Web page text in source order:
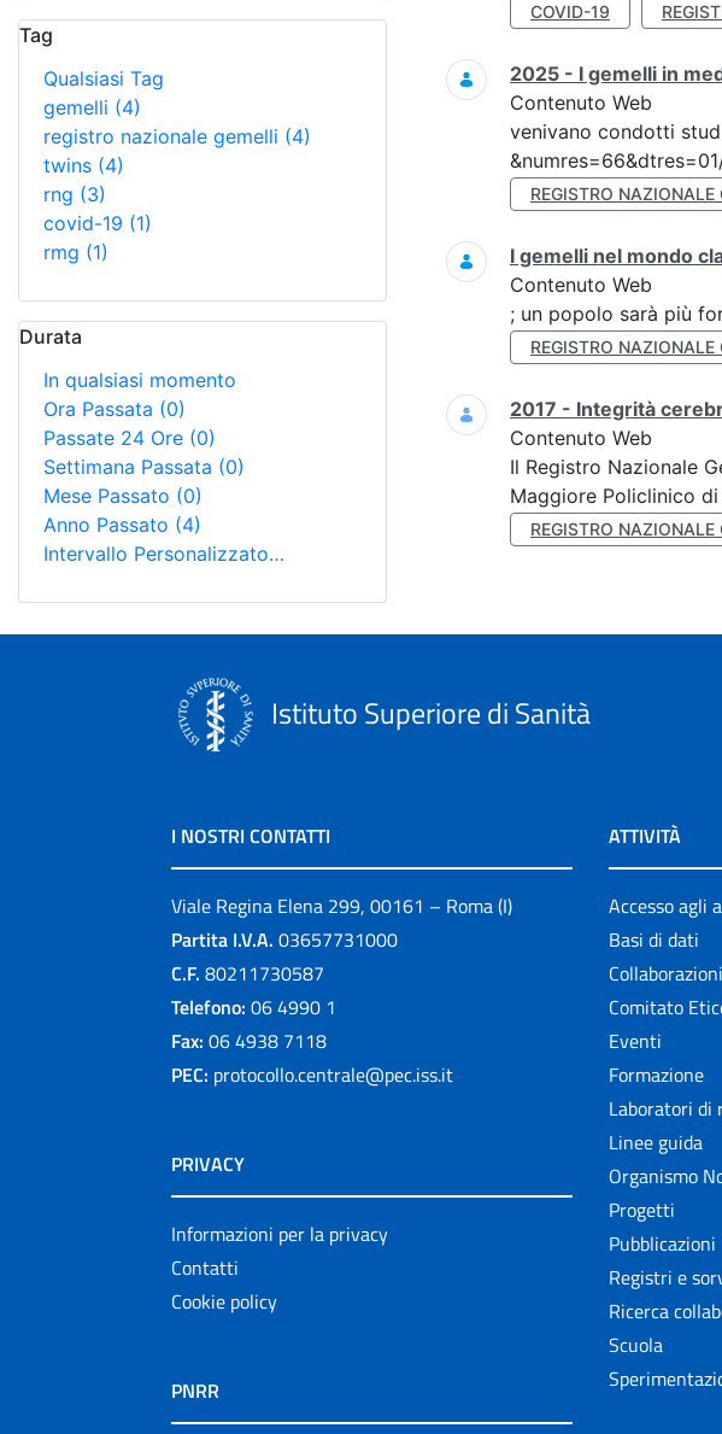
Tag
Qualsiasi Tag
gemelli (4)
registro nazionale gemelli (4)
twins (4)
rng (3)
covid-19 (1)
rmg (1)
Durata
In qualsiasi momento
Ora Passata (0)
Passate 24 Ore (0)
Settimana Passata (0)
Mese Passato (0)
Anno Passato (4)
Intervallo Personalizzato…
COVID-19
2025 - I gemelli in
Contenuto Web
venivano condotti
REGISTRO NAZIONALE
I gemelli nel mondo
Contenuto Web
; un popolo sarà più
REGISTRO NAZIONALE
2017 - Integrità
Contenuto Web
Il Registro Nazionale
Maggiore Policlinico
REGISTRO NAZIONALE
Istituto Superiore di Sanità
I NOSTRI CONTATTI
Viale Regina Elena 299, 00161 – Roma (I)
Partita I.V.A. 03657731000
C.F. 80211730587
Telefono: 06 4990 1
Fax: 06 4938 7118
PEC: protocollo.centrale@pec.iss.it
PRIVACY
Informazioni per la privacy
Contatti
Cookie policy
PNRR
ATTIVITÀ
Accesso agli
Basi di dati
Comitato
Eventi
Formazione
Laboratori
Linee guida
Organismo
Progetti
Pubblicazioni
Registri e
Ricerca
Scuola